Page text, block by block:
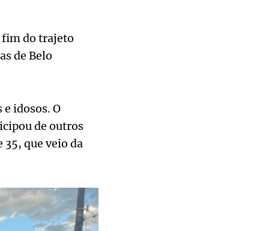
fim do trajeto
de Belo
idosos. O
de outros
que veio da